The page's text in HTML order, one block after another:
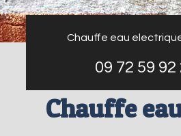
Chauffe eau
09 72 59 92
Chauffe